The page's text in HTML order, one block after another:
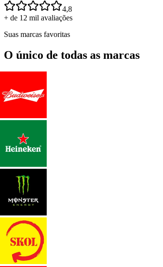
4,8
+ de 12 mil avaliações
Suas marcas favoritas
O único de todas as marcas